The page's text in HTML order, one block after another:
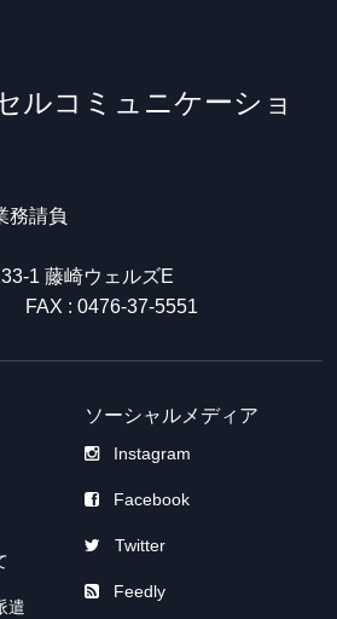
ルコミュニケーショ
務請負
1 藤崎ウェルズE
FAX : 0476-37-5551
遣
ソーシャルメディア
Instagram
Facebook
Twitter
Feedly